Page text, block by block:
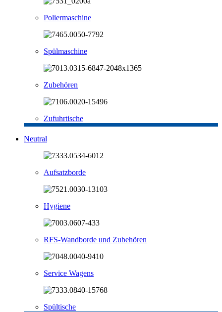
Poliermaschine
Spülmaschine
Zubehören
Zufuhrtische
Neutral
Aufsatzborde
Hygiene
RFS-Wandborde und Zubehören
Service Wagens
Spültische